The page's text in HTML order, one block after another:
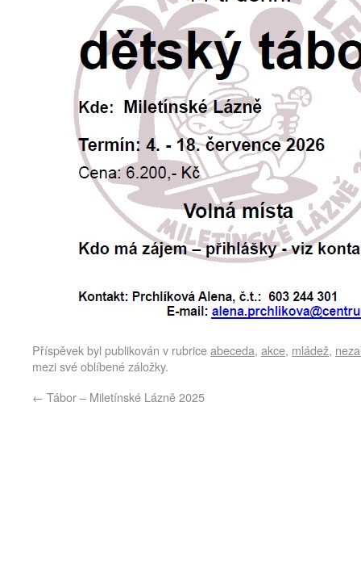
Příspěvek byl publikován v rubriceabeceda, akce, mládež,
mezi své oblíbené záložky.
← Tábor – Miletínské Lázně 2025